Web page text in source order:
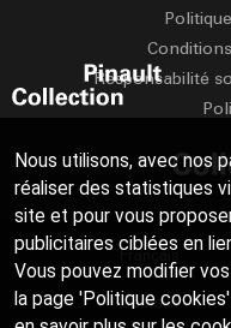
Responsabilité
Français
Deutsch
Nous utilisons, avec nos
réaliser des statistiques
site et pour vous
publicitaires ciblées en
Vous pouvez modifier
la page 'Politique